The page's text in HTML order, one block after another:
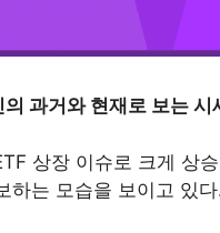
의 과거와 현재로 보는 시
상장 이슈로 크게 상
하는 모습을 보이고 있